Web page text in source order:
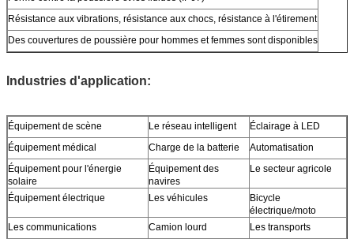
Résistance aux vibrations, résistance aux chocs, résistance à l'étirement
Des couvertures de poussière pour hommes et femmes sont disponibles
Industries d'application:
Équipement de scène Le réseau intelligent
Éclairage à LED
Équipement médical
Charge de la batterie
Automatisation
Équipement pour l'énergie
solaire
Équipement des
navires
Le secteur agricole
Équipement électrique Les véhicules
Bicycle
électrique/moto
Les communications
Camion lourd Les transports